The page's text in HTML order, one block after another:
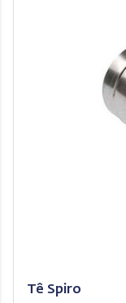
Tê Spiro